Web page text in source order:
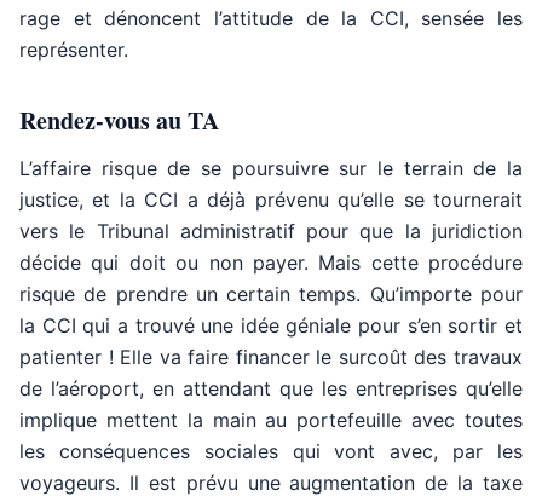
rage et dénoncent l’attitude de la CCI, sensée les
représenter.
Rendez-vous au TA
L’affaire risque de se poursuivre sur le terrain de la
justice, et la CCI a déjà prévenu qu’elle se tournerait
vers le Tribunal administratif pour que la juridiction
décide qui doit ou non payer. Mais cette procédure
risque de prendre un certain temps. Qu’importe pour
la CCI qui a trouvé une idée géniale pour s’en sortir et
patienter ! Elle va faire financer le surcoût des travaux
de l’aéroport, en attendant que les entreprises qu’elle
implique mettent la main au portefeuille avec toutes
les conséquences sociales qui vont avec, par les
voyageurs. Il est prévu une augmentation de la taxe